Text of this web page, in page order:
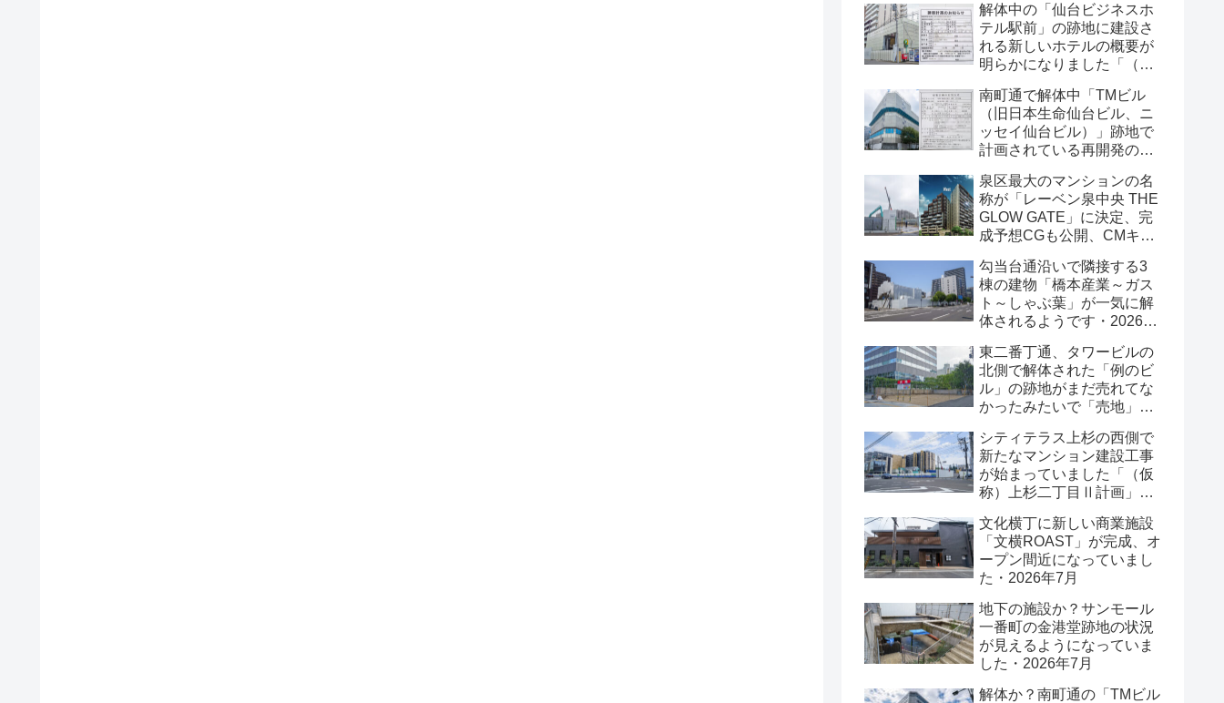
上がってきました・2026 年
8月
解体中の「仙台ビジネスホ
テル駅前」の跡地に建設さ
れる新しいホテルの概要が
明らかになりました「（仮
築工事」・2026年7月
南町通で解体中「TMビル
（旧日本生命仙台ビル、ニ
ッセイ仙台ビル）」跡地で
計画されている再開発の
掲示されていました・2026
年7月
泉区最大のマンションの名
称が「レーベン泉中央 THE
GLOW GATE」に決定、完
成予想CGも公開、CMキャ
チマンが起用されました・
2026年7月
勾当台通沿いで隣接する3
棟の建物「橋本産業～ガス
ト～しゃぶ葉」が一気に解
体されるようです・2026年
東二番丁通、タワービルの
北側で解体された「例のビ
ル」の跡地がまだ売れてな
かったみたいで「売地」の
年7月16日
シティテラス上杉の西側で
新たなマンション建設工事
が始まっていました「（仮
称）上杉二丁目Ⅱ計画」・
文化横丁に新しい商業施設
「文横ROAST」が完成、オ
ープン間近になっていまし
た・2026年7月
地下の施設か？サンモール
一番町の金港堂跡地の状況
が見えるようになっていま
した・2026年7月
解体か？南町通の「TMビル